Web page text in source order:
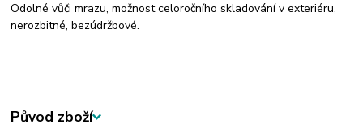
Odolné vůči mrazu, možnost celoročního skladování v exteriéru,
nerozbitné, bezúdržbové.
Původ zboží